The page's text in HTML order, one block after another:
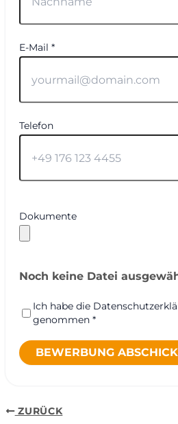
E-Mail *
Telefon
Dokumente
Noch keine Datei
Ich habe die
genommen *
BEWERBUNG
ZURÜCK